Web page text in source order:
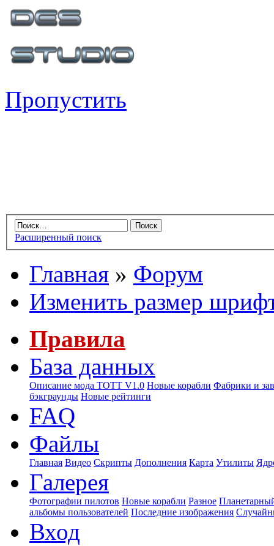
Пропустить
Расширенный поиск
Главная » Форум
Изменить размер
Правила
База данных
Описание мода ТОТТ V1.0 Новые корабли Фабрики и
бэкграунды Новые рейтинги
FAQ
Файлы
Главная Видео Скрипты Дополнения Карта Утилиты
Галерея
Фотографии пилотов Новые корабли Разное
альбомы пользователей Последние изображения
Вход